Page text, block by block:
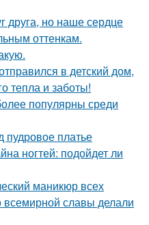
друга, но наше сердце
оттенкам.
в детский дом,
тепла и заботы!
популярны среди
платье
ногтей: подойдет ли
маникюр всех
славы делали